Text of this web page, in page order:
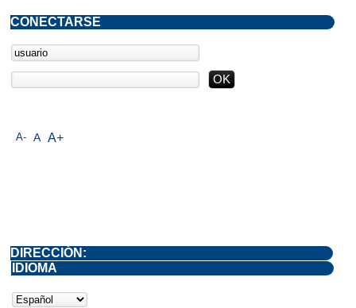
A- A A+
CONECTARSE
DIRECCIÓN:
IDIOMA